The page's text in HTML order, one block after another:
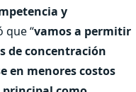
y
que “vamos a permitir
de concentración
en menores costos